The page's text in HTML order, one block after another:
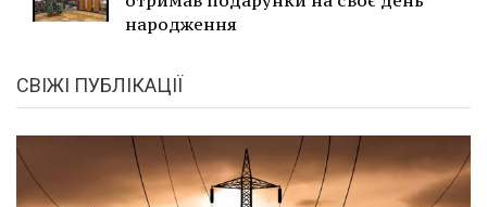
народження
СВІЖІ ПУБЛІКАЦІЇ